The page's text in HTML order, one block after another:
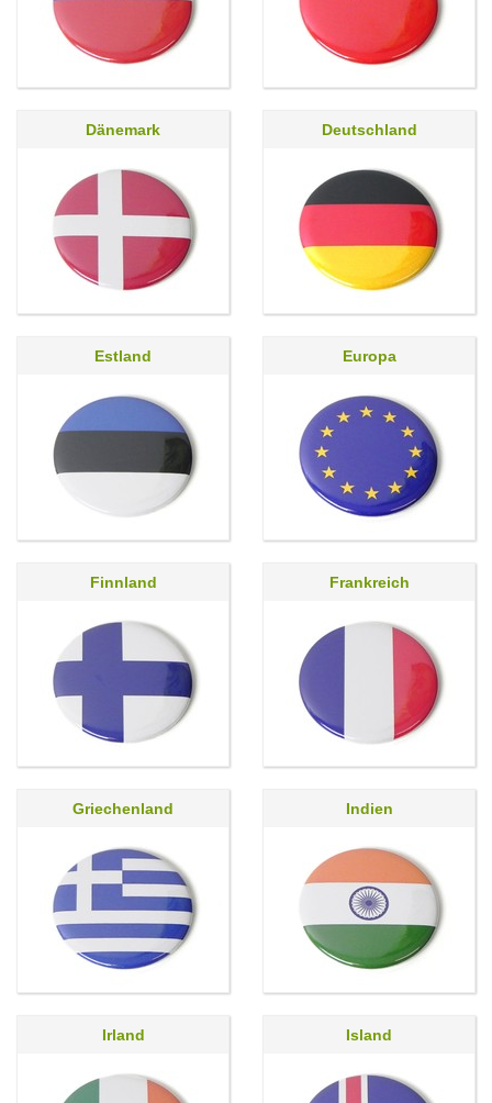
Dänemark Deutschland
Estland Europa
Finnland Frankreich
Griechenland Indien
Irland Island